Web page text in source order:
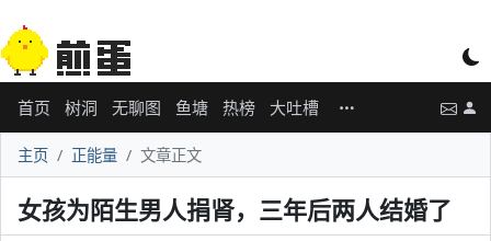
首页 树洞 无聊图 鱼塘 热榜 大吐槽
主页 正能量 文章正文
女孩为陌生男人捐肾，三年后两人结婚了